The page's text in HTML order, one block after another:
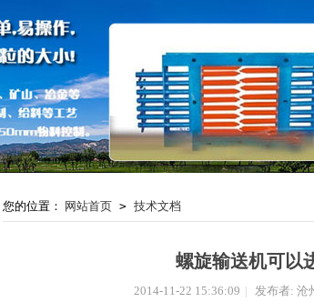
您的位置： 网站首页 > 技术文档
螺旋输送机可以
2014-11-22 15:36:09 | 发布者: 沧